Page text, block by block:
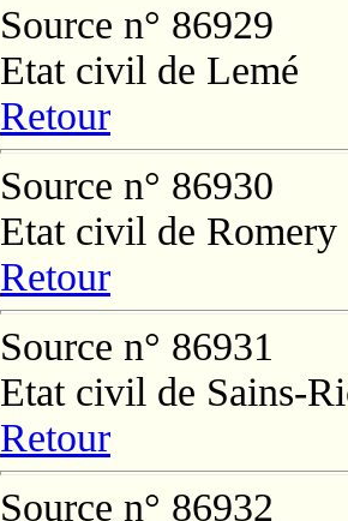
Source n° 86929
Etat civil de Lemé
Retour
Source n° 86930
Etat civil de Romery
Retour
Source n° 86931
Etat civil de Sains-
Retour
Source n° 86932